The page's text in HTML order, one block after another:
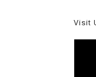
Visit